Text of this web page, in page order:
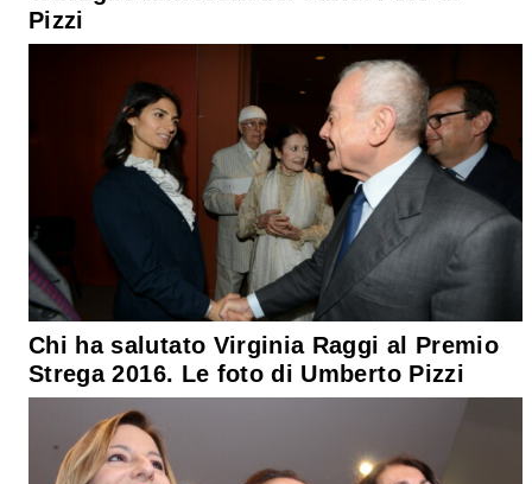
Pizzi
Chi ha salutato Virginia Raggi al Premio
Strega 2016. Le foto di Umberto Pizzi